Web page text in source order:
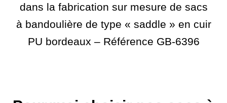
dans la fabrication sur mesure de sacs
à bandoulière de type « saddle » en cuir
PU bordeaux – Référence GB-6396